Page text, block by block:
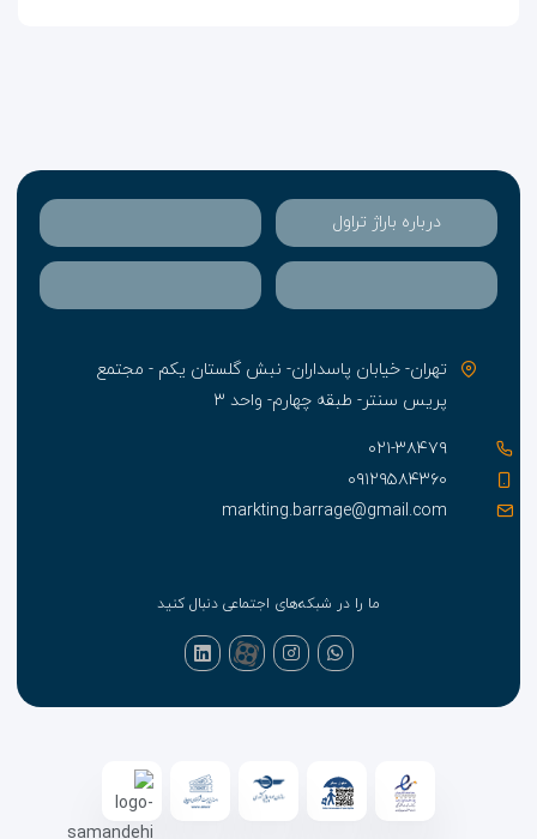
یک نمره 8.0 برای یک سفر برای دو را دادند.
این ویژگی همچنین بهترین در نسبت کیفیت / قیمت در
ساحل پاتونگ را نمره! مهمانان در مقایسه با محل اقامت
های دیگر در این شهر برای پول خود بیشتر می شوند.
درباره باراژ تراول
تهران- خیابان پاسداران- نبش گلستان یکم - مجتمع
پریس سنتر- طبقه چهارم- واحد ۳
۰۲۱-۳۸۴۷۹
۰۹۱۲۹۵۸۴۳۶۰
markting.barrage@gmail.com
ما را در شبکه‌های اجتماعی دنبال کنید